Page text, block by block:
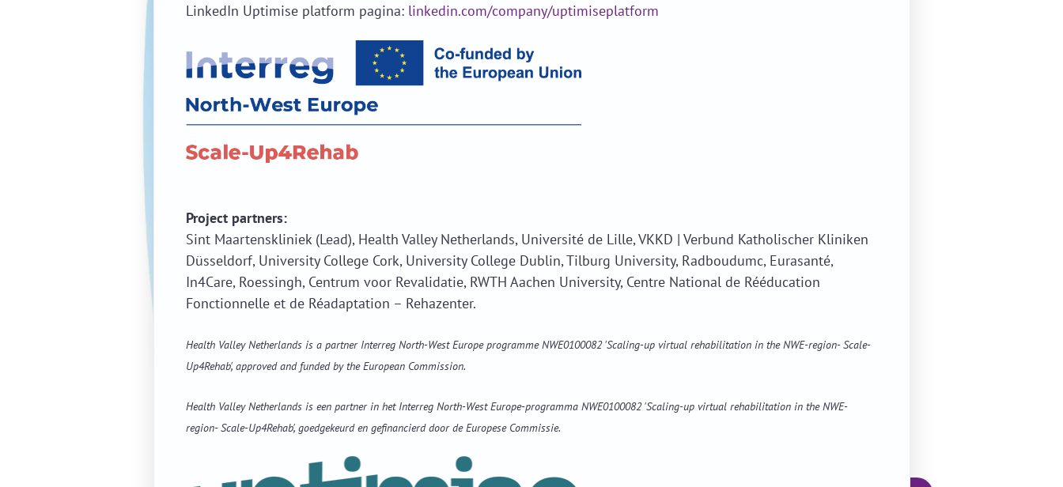
LinkedIn Uptimise platform pagina: linkedin.com/company/uptimiseplatform
Project partners:
Sint Maartenskliniek (Lead), Health Valley Netherlands, Université de Lille, VKKD | Verbund Katholischer Kliniken
Düsseldorf, University College Cork, University College Dublin, Tilburg University, Radboudumc, Eurasanté,
In4Care, Roessingh, Centrum voor Revalidatie, RWTH Aachen University, Centre National de Rééducation
Fonctionnelle et de Réadaptation – Rehazenter.
Health Valley Netherlands is a partner Interreg North-West Europe programme NWE0100082 'Scaling-up virtual rehabilitation in the NWE-region- Scale-
Up4Rehab', approved and funded by the European Commission.
Health Valley Netherlands is een partner in het Interreg North-West Europe-programma NWE0100082 'Scaling-up virtual rehabilitation in the NWE-
region- Scale-Up4Rehab', goedgekeurd en gefinancierd door de Europese Commissie.